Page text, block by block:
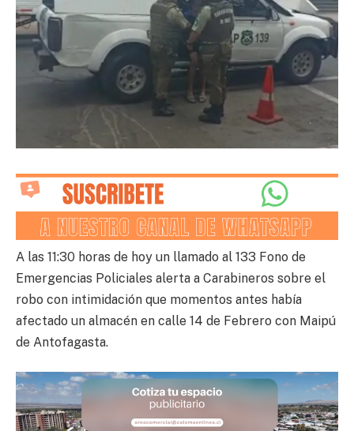
A las 11:30 horas de hoy un llamado al 133 Fono de
Emergencias Policiales alerta a Carabineros sobre el
robo con intimidación que momentos antes había
afectado un almacén en calle 14 de Febrero con Maipú
de Antofagasta.